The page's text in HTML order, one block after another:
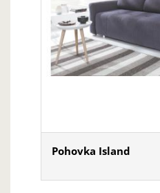
Pohovka Island